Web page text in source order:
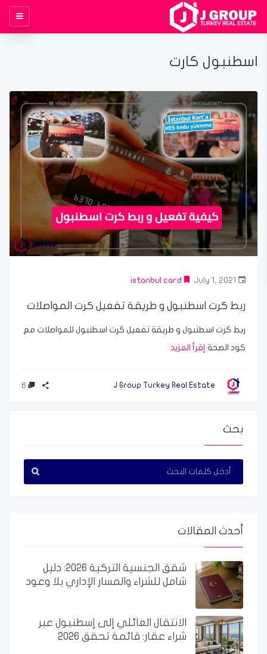
اسطنبول كارت
July 1, 2021
istanbul card
ربط كرت اسطنبول و طريقة تفعيل كرت المواصلات
ربط كرت اسطنبول و طريقة تفعيل كرت اسطنبول للمواصلات مع
كود الصحة إقرأ المزيد
J Group Turkey Real Estate
6
بحث
أحدث المقالات
شقق الجنسية التركية 2026: دليل
شامل للشراء والمسار الإداري بلا وعود
الانتقال العائلي إلى إسطنبول عبر
شراء عقار: قائمة تحقق 2026